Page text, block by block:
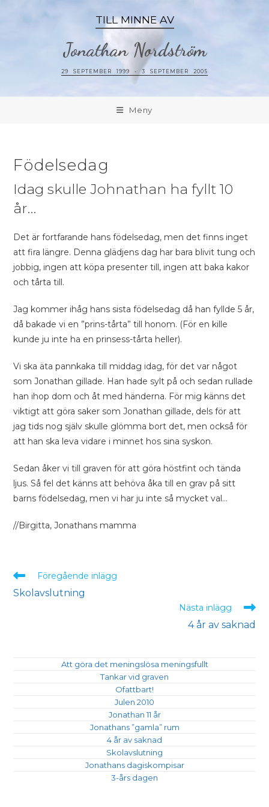
TILL MINNE AV
Jonathan Nordström
29 SEPTEMBER 1999 - 3 SEPTEMBER 2005
Meny
Födelsedag
Idag skulle Johnathan ha fyllt 10
år…
Det är fortfarande hans födelsedag, men det finns inget
att fira längre. Denna glädjens dag har bara blivit tung och
jobbig, ingen att köpa presenter till, ingen att baka kakor
och tårta till.
Jag kommer ihåg hans sista födelsedag då han fyllde 5 år,
då bakade vi en ”prins-tårta” till honom. (För en kille
kunde ju inte ha en prinsess-tårta heller).
Vi ska äta pannkaka till middag idag, för det var något
som Jonathan gillade. Han hade sylt på och sedan rullade
han ihop dom och åt med händerna. För mig känns det
viktigt att göra saker som Jonathan gillade, dels för att
jag tids nog själv skulle glömma bort det, men också för
att han ska leva vidare i minnet hos sina syskon.
Sedan åker vi till graven för att göra höstfint och tända
ljus. Så fel det känns att behöva åka till en grav på sitt
barns födelsedag, men vi har ju inte så mycket val…
//Birgitta, Jonathans mamma
Föregående inlägg
Skolavslutning
Nästa inlägg
4 år av saknad
Att göra det meningslösa meningsfullt
Tankar vid graven
Ofattbart!
Julen 2010
Jonathan 11 år
Jonathans ”gamla” rum
4 år av saknad
Skolavslutning
Jonathans dagiskompisar
3-års dagen